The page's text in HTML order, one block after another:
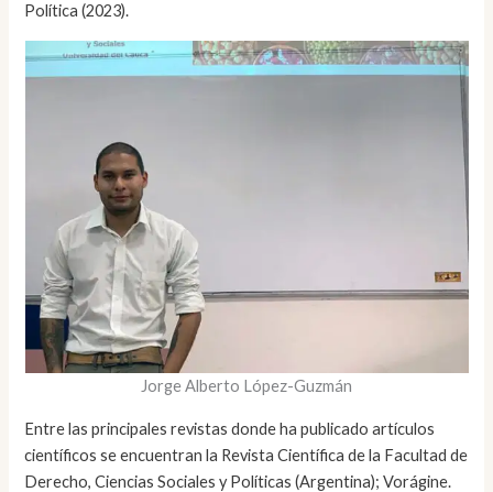
Política (2023).
Jorge Alberto López-Guzmán
Entre las principales revistas donde ha publicado artículos
científicos se encuentran la Revista Científica de la Facultad de
Derecho, Ciencias Sociales y Políticas (Argentina); Vorágine.